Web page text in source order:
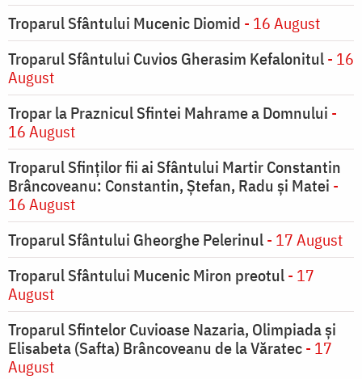
Troparul Sfântului Mucenic Diomid - 16 August
Troparul Sfântului Cuvios Gherasim Kefalonitul- 16
August
Tropar la Praznicul Sfintei Mahrame a Domnului -
16 August
Troparul Sfinților fii ai Sfântului Martir Constantin
Brâncoveanu: Constantin, Ștefan, Radu și Matei -
16 August
Troparul Sfântului Gheorghe Pelerinul- 17 August
Troparul Sfântului Mucenic Miron preotul- 17
August
Troparul Sfintelor Cuvioase Nazaria, Olimpiada și
Elisabeta (Safta) Brâncoveanu de la Văratec- 17
August